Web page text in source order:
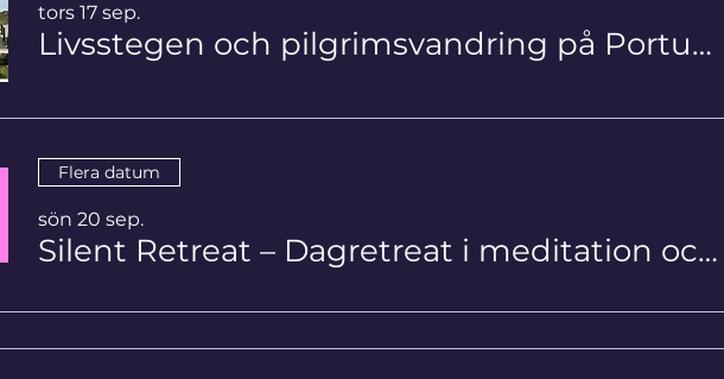
tors 17 sep.
Livsstegen och pilgrimsvandring på Portuguese Camino Litoral 17/9-26/9
Flera datum
sön 20 sep.
Silent Retreat – Dagretreat i meditation och tystnad